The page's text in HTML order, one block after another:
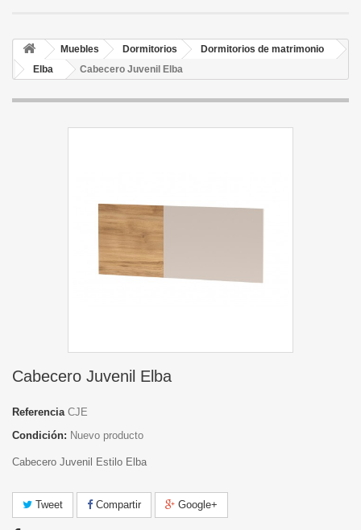
Muebles Dormitorios
Dormitorios de matrimonio
Elba
Cabecero Juvenil Elba
Cabecero Juvenil Elba
Referencia CJE
Condición: Nuevo producto
Cabecero Juvenil Estilo Elba
Tweet Compartir Google+